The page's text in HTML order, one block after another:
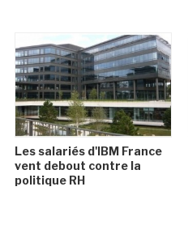
Les salariés d'IBM France
vent debout contre la
politique RH